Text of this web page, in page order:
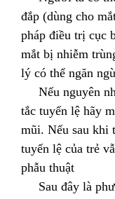
đắp (dùng cho
pháp điều trị cục
mắt bị nhiễm
lý có thể ngăn
Nếu nguyên
tắc tuyến lệ hãy
mũi. Nếu sau khi
tuyến lệ của trẻ
phẫu thuật
Sau đây là